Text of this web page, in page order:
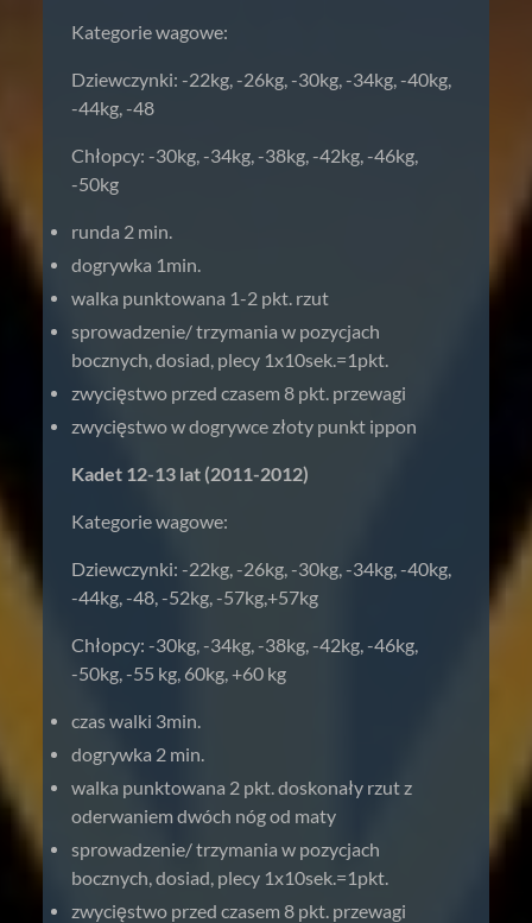
Kategorie wagowe:
Dziewczynki: -22kg, -26kg, -30kg, -34kg, -40kg,
-44kg, -48
Chłopcy: -30kg, -34kg, -38kg, -42kg, -46kg,
-50kg
runda 2 min.
dogrywka 1min.
walka punktowana 1-2 pkt. rzut
sprowadzenie/ trzymania w pozycjach
bocznych, dosiad, plecy 1x10sek.=1pkt.
zwycięstwo przed czasem 8 pkt. przewagi
zwycięstwo w dogrywce złoty punkt ippon
Kadet 12-13 lat (2011-2012)
Kategorie wagowe:
Dziewczynki: -22kg, -26kg, -30kg, -34kg, -40kg,
-44kg, -48, -52kg, -57kg,+57kg
Chłopcy: -30kg, -34kg, -38kg, -42kg, -46kg,
-50kg, -55 kg, 60kg, +60 kg
czas walki 3min.
dogrywka 2 min.
walka punktowana 2 pkt. doskonały rzut z
oderwaniem dwóch nóg od maty
sprowadzenie/ trzymania w pozycjach
bocznych, dosiad, plecy 1x10sek.=1pkt.
zwycięstwo przed czasem 8 pkt. przewagi